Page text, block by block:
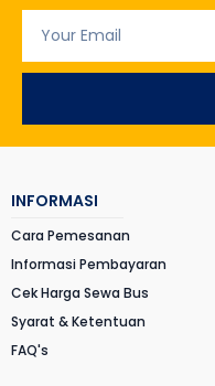
INFORMASI
Cara Pemesanan
Informasi Pembayaran
Cek Harga Sewa Bus
Syarat & Ketentuan
FAQ's